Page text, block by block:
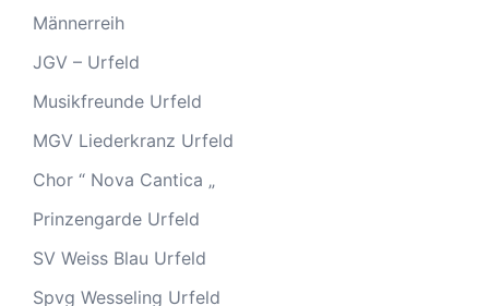
Männerreih
JGV – Urfeld
Musikfreunde Urfeld
MGV Liederkranz Urfeld
Chor “ Nova Cantica „
Prinzengarde Urfeld
SV Weiss Blau Urfeld
Spvg Wesseling Urfeld